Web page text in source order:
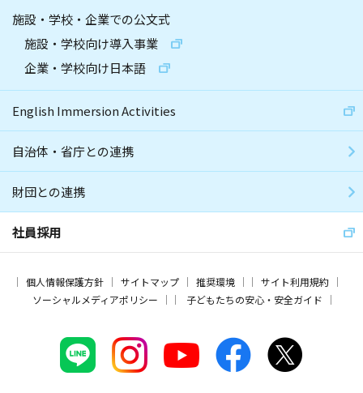
施設・学校・企業での公文式
施設・学校向け導入事業
企業・学校向け日本語
English Immersion Activities
自治体・省庁との連携
財団との連携
社員採用
個人情報保護方針 サイトマップ 推奨環境
サイト利用規約
ソーシャルメディアポリシー
子どもたちの安心・安全ガイド